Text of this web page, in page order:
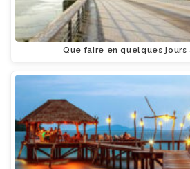
Que faire en quelques jours